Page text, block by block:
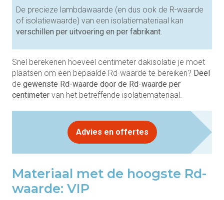
De precieze lambdawaarde (en dus ook de R-waarde
of isolatiewaarde) van een isolatiemateriaal kan
verschillen per uitvoering en per fabrikant
Snel berekenen hoeveel centimeter dakisolatie je moet
plaatsen om een bepaalde Rd-waarde te bereiken? Deel
de gewenste Rd-waarde door de Rd-waarde per
centimeter van het betreffende isolatiemateriaal.
Advies en offertes
Materiaal met de hoogste Rd-
waarde: VIP